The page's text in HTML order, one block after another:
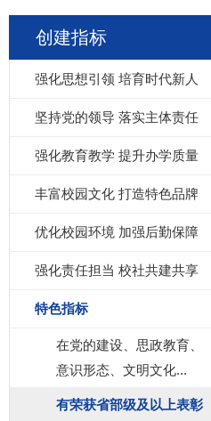
创建指标
强化思想引领 培育时代新人
坚持党的领导 落实主体责任
强化教育教学 提升办学质量
丰富校园文化 打造特色品牌
优化校园环境 加强后勤保障
强化责任担当 校社共建共享
特色指标
在党的建设、思政教育、
意识形态、文明文化...
有荣获省部级及以上表彰